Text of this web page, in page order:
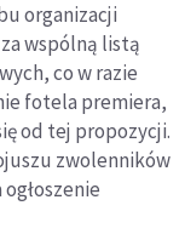
organizacji
wspólną listą
co w razie
fotela premiera,
od tej propozycji.
zwolenników